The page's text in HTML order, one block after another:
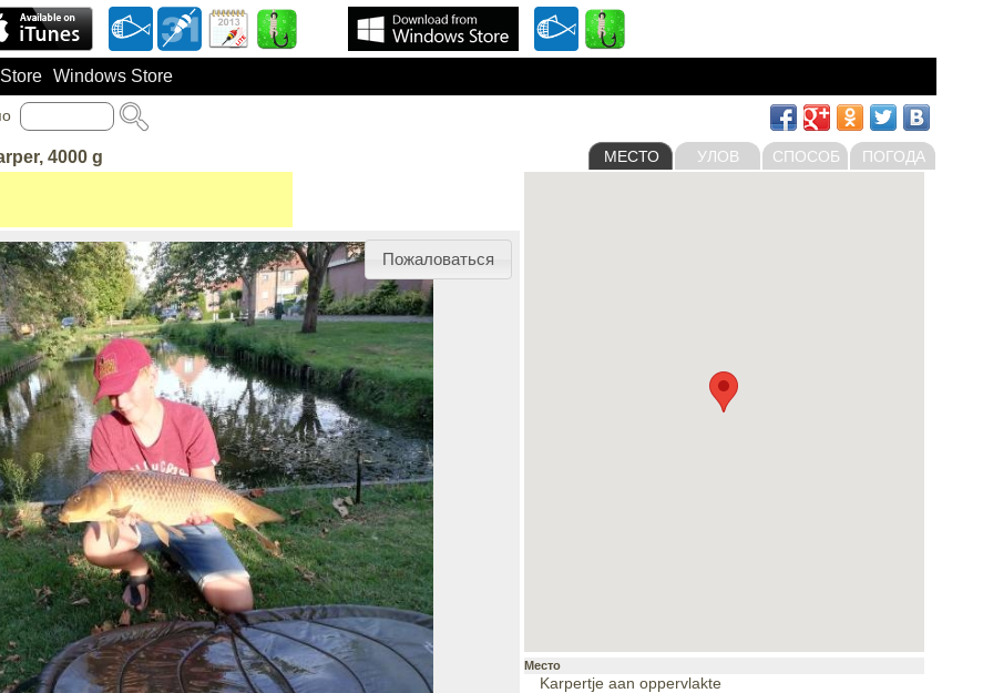
Windows Store
4000 g МЕСТО УЛОВ СПОСОБ ПОГОДА
Пожаловаться
Место
Karpertje aan oppervlakte